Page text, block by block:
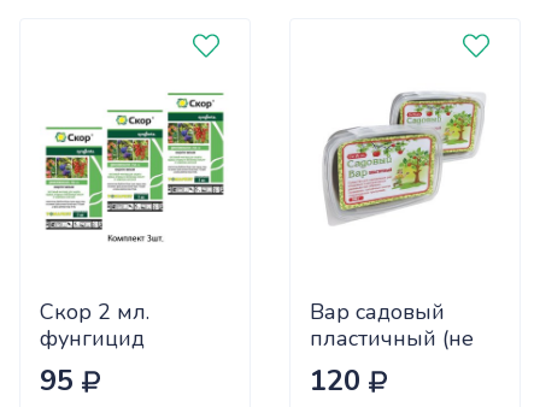
Скор 2 мл.
фунгицид
комплект 3шт.
95
Вар садовый
пластичный (не
требует
дополнительного
120